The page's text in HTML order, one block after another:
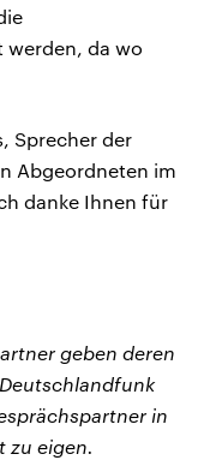
werden, da wo
Sprecher der
Abgeordneten im
danke Ihnen für
geben deren
in
zu eigen.